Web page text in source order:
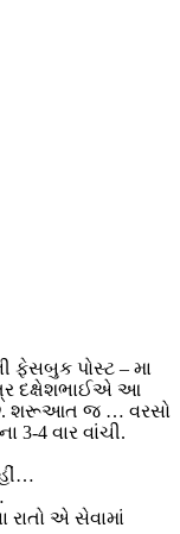
ફેસબુક પોસ્ટ – મા
દક્ષેશભાઈએ આ
શરૂઆત જ … વરસો
3-4 વાર વાંચી.
રાતો એ સેવામાં